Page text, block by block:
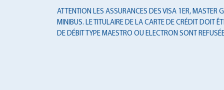
ATTENTION LES ASSURANCES DES VISA 1ER, MASTER
MINIBUS. LE TITULAIRE DE LA CARTE DE CRÉDIT DOIT
DE DÉBIT TYPE MAESTRO OU ELECTRON SONT